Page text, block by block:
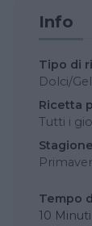
Info
Tipo di
Dolci/
Ricetta
Tutti i
Stagione
Tempo
10 Minuti